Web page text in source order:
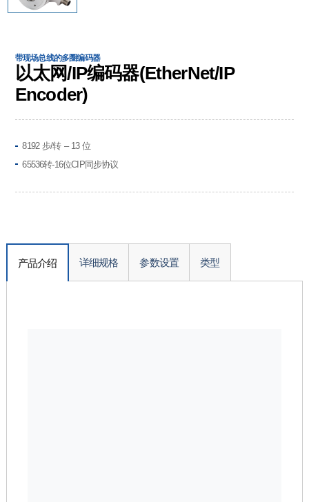
带现场总线的多圈编码器
以太网/IP编码器(EtherNet/IP
Encoder)
8192 步/转 – 13 位
65536转-16位CIP同步协议
产品介绍 详细规格 参数设置 类型